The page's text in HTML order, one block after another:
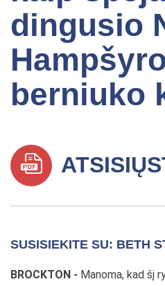
dingusio
berniuko
SUSISIEKITE SU: BETH
BROCKTON - Manoma, kad šį